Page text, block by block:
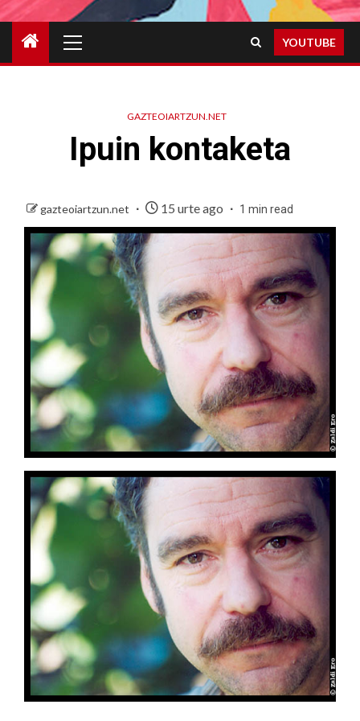
Menu
YOUTUBE
GAZTEOIARTZUN.NET
Ipuin kontaketa
gazteoiartzun.net 15 urte ago 1 min read